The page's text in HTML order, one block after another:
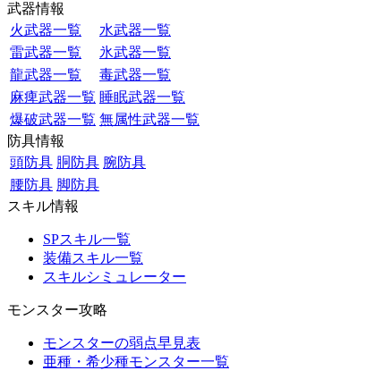
武器情報
火武器一覧
水武器一覧
雷武器一覧
氷武器一覧
龍武器一覧
毒武器一覧
麻痺武器一覧 睡眠武器一覧
爆破武器一覧 無属性武器一覧
防具情報
頭防具 胴防具 腕防具
腰防具 脚防具
スキル情報
SPスキル一覧
装備スキル一覧
スキルシミュレーター
モンスター攻略
モンスターの弱点早見表
亜種・希少種モンスター一覧